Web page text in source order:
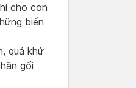
cho con
biến
quá khứ
gối